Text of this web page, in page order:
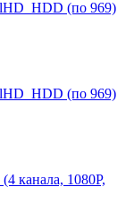
(по 969)
(по 969)
канала, 1080P,